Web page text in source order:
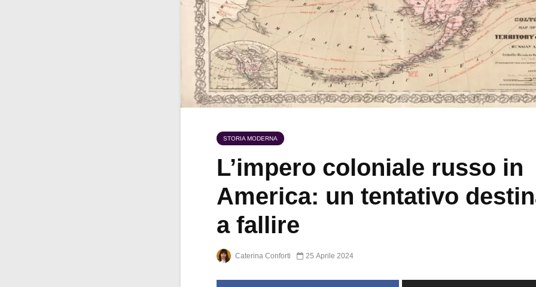
STORIA MODERNA
L’impero coloniale russo in
America: un tentativo
a fallire
Caterina Conforti 25 Aprile 2024